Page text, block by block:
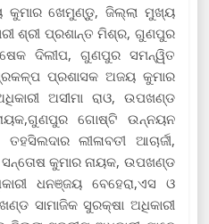
କୁମାର ଖେମୁଣ୍ଡୁ, ଜିଲ୍ଲା ମୁଖ୍ୟ
ଶ୍ରୀ ପ୍ରଶାନ୍ତ ମିଶ୍ର, ଗୁଣପୁର
ଦିଲୀପ, ଗୁଣପୁର ସମନ୍ୱିତ
ପ୍ରଶାସକ ଅଜୟ କୁମାର
ଅସୀମା ରାଓ, ଉପଖଣ୍ଡ
ଗୋଷ୍ଟି ଉନ୍ନୟନ
ଲୀଳାବତୀ ଆଚାର୍ଜୀ,
ସନ୍ତୋଷ କୁମାର ନାୟକ, ଉପଖଣ୍ଡ
ଧନଞ୍ଜୟ ବେହେରା,ଏସ ଓ
ସାମାଜିକ ସୁରକ୍ଷା ଅଧିକାରୀ